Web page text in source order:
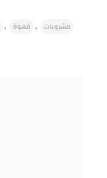
, قهوة , مشروبات